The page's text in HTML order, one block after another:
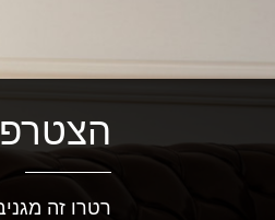
רטרו זה